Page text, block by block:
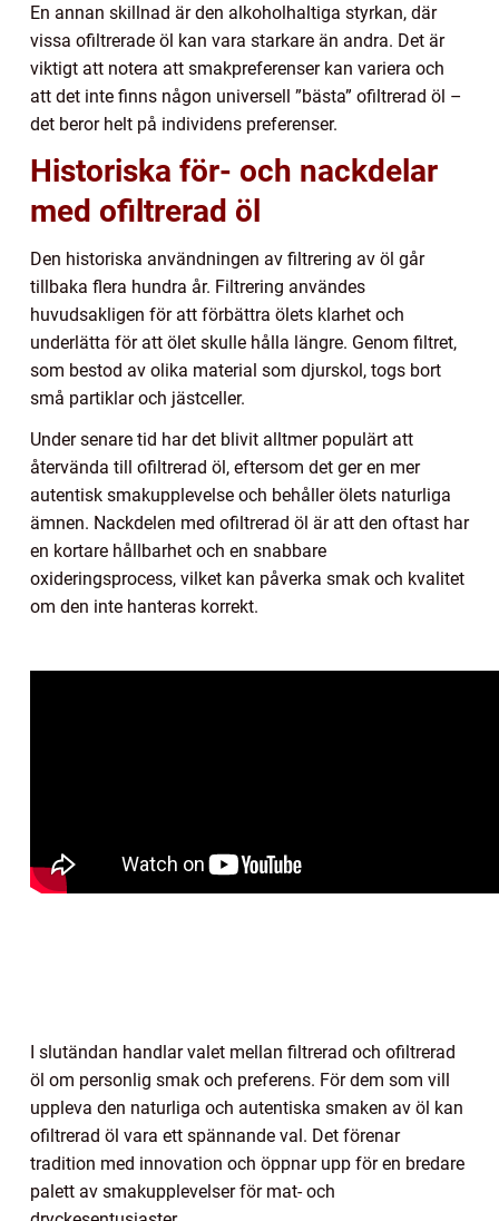
En annan skillnad är den alkoholhaltiga styrkan, där
vissa ofiltrerade öl kan vara starkare än andra. Det är
viktigt att notera att smakpreferenser kan variera och
att det inte finns någon universell ”bästa” ofiltrerad öl –
det beror helt på individens preferenser.
Historiska för- och nackdelar
med ofiltrerad öl
Den historiska användningen av filtrering av öl går
tillbaka flera hundra år. Filtrering användes
huvudsakligen för att förbättra ölets klarhet och
underlätta för att ölet skulle hålla längre. Genom filtret,
som bestod av olika material som djurskol, togs bort
små partiklar och jästceller.
Under senare tid har det blivit alltmer populärt att
återvända till ofiltrerad öl, eftersom det ger en mer
autentisk smakupplevelse och behåller ölets naturliga
ämnen. Nackdelen med ofiltrerad öl är att den oftast har
en kortare hållbarhet och en snabbare
oxideringsprocess, vilket kan påverka smak och kvalitet
om den inte hanteras korrekt.
I slutändan handlar valet mellan filtrerad och ofiltrerad
öl om personlig smak och preferens. För dem som vill
uppleva den naturliga och autentiska smaken av öl kan
ofiltrerad öl vara ett spännande val. Det förenar
tradition med innovation och öppnar upp för en bredare
palett av smakupplevelser för mat- och